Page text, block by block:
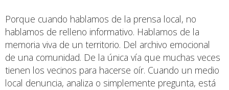
Porque cuando hablamos de la prensa local, no
hablamos de relleno informativo. Hablamos de la
memoria viva de un territorio. Del archivo emocional
de una comunidad. De la única vía que muchas veces
tienen los vecinos para hacerse oír. Cuando un medio
local denuncia, analiza o simplemente pregunta, está